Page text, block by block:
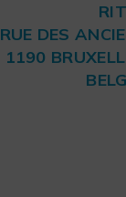
RUE DES
1190